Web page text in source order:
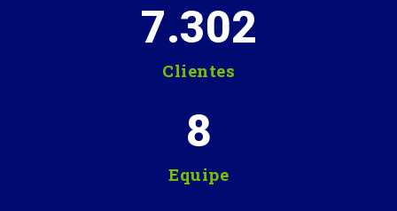
Clientes
7.302
Equipe
8